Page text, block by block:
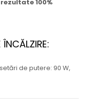
100%
de putere: 90 W,